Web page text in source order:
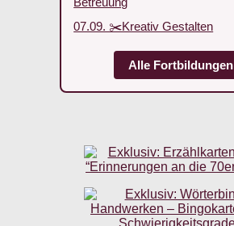
07.09. ✂️Kreativ Gestalten
Alle Fortbildungen